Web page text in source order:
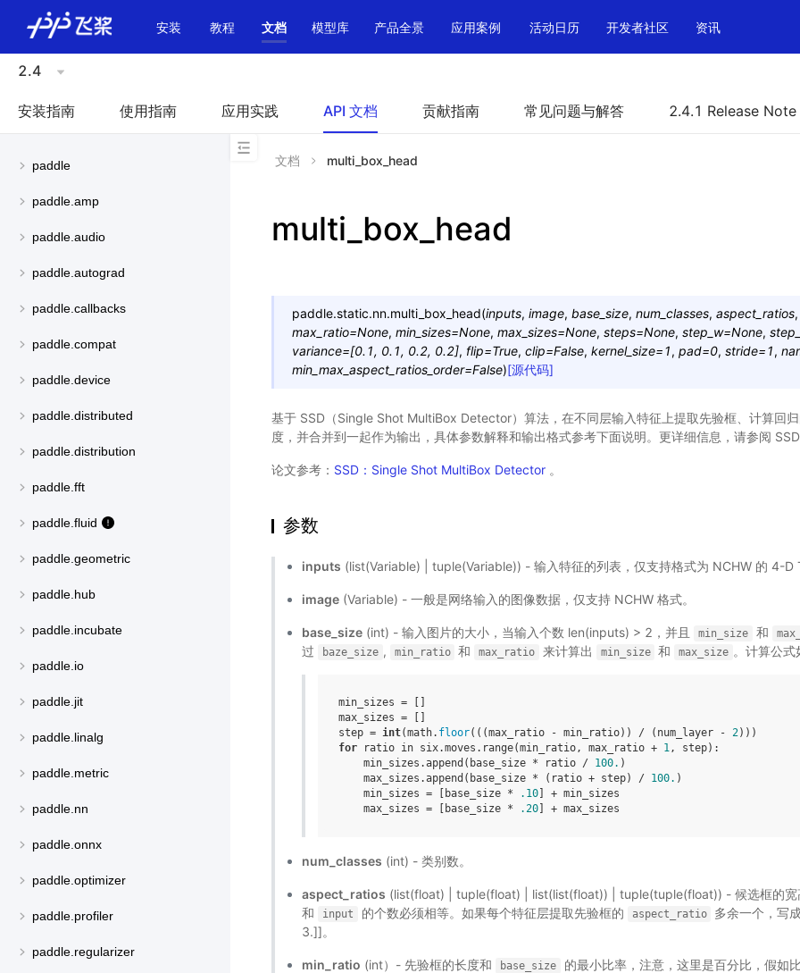
安装 教程 文档 模型库 产品全景 应用案例 活动日历 开发者社区 资讯
2.4
安装指南 使用指南 应用实践 API 文档 贡献指南 常见问题与解答 2.4.1 Release Note
paddle
paddle.amp
paddle.audio
paddle.autograd
paddle.callbacks
paddle.compat
paddle.device
paddle.distributed
paddle.distribution
paddle.fft
paddle.fluid
paddle.geometric
paddle.hub
paddle.incubate
paddle.io
paddle.jit
paddle.linalg
paddle.metric
paddle.nn
paddle.onnx
paddle.optimizer
paddle.profiler
paddle.regularizer
文档 multi_box_head
multi_box_head
paddle.static.nn.multi_box_head(inputs, image, base_size, num_classes, aspect_ratios,
max_ratio=None, min_sizes=None, max_sizes=None, steps=None, step_w=None,
variance=[0.1, 0.1, 0.2, 0.2], flip=True, clip=False, kernel_size=1, pad=0, stride=1,
min_max_aspect_ratios_order=False)[源代码]
基于 SSD（Single Shot MultiBox Detector）算法，在不同层输入特征上提取先验框、计算回
度，并合并到一起作为输出，具体参数解释和输出格式参考下面说明。更详细信息，请参阅
论文参考： SSD：Single Shot MultiBox Detector 。
参数
inputs (list(Variable) | tuple(Variable)) - 输入特征的列表，仅支持格式为 NCHW 的 4-D
image (Variable) - 一般是网络输入的图像数据，仅支持 NCHW 格式。
base_size (int) - 输入图片的大小，当输入个数 len(inputs) > 2，并且 min_size 和
过
baze_size , min_ratio 和 max_ratio 来计算出 min_size 和 max_size 。计算公式
min_sizes =
max_sizes =
step = int(math. floor(((max_ratio - min_ratio)) / ( num_layer - 2)))
for
ratio in six.moves . range(min_ratio, max_ratio + 1, step):
min_sizes .append ( base_size * ratio / 100. )
max_sizes .append ( base_size * ( ratio + step) / 100. )
min_sizes = base_size * .10] + min_sizes
max_sizes = base_size * .20] + max_sizes
num_classes (int) - 类别数。
aspect_ratios (list(float) | tuple(float) | list(list(float)) | tuple(tuple(float)) - 候选框的宽
和 input 的个数必须相等。如果每个特征层提取先验框的 aspect_ratio
多余一个，写
3.]]。
min_ratio (int）- 先验框的长度和 base_size
的最小比率，注意，这里是百分比，假如